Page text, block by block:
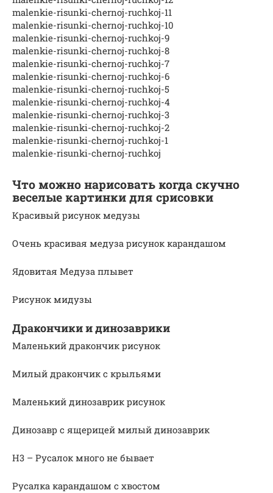
malenkie-risunki-chernoj-ruchkoj-11
malenkie-risunki-chernoj-ruchkoj-10
malenkie-risunki-chernoj-ruchkoj-9
malenkie-risunki-chernoj-ruchkoj-8
malenkie-risunki-chernoj-ruchkoj-7
malenkie-risunki-chernoj-ruchkoj-6
malenkie-risunki-chernoj-ruchkoj-5
malenkie-risunki-chernoj-ruchkoj-4
malenkie-risunki-chernoj-ruchkoj-3
malenkie-risunki-chernoj-ruchkoj-2
malenkie-risunki-chernoj-ruchkoj-1
malenkie-risunki-chernoj-ruchkoj
Что можно нарисовать когда скучно
веселые картинки для срисовки
Красивый рисунок медузы
Очень красивая медуза рисунок карандашом
Ядовитая Медуза плывет
Рисунок мидузы
Дракончики и динозаврики
Маленький дракончик рисунок
Милый дракончик с крыльями
Маленький динозаврик рисунок
Динозавр с ящерицей милый динозаврик
Н3 – Русалок много не бывает
Русалка карандашом с хвостом